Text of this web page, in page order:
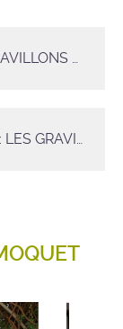
CP DANIEL MOQUET : LES GRAVILLONS ALVÉOSTAR®
CP WORD : DANIEL MOQUET : LES GRAVILLONS ALVÉOSTAR®